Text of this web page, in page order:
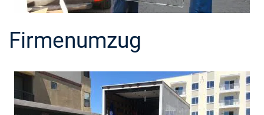
Firmenumzug